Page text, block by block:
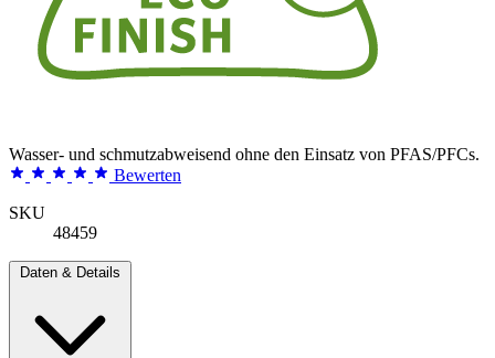
Wasser- und schmutzabweisend ohne den Einsatz von PFAS/PFCs.
Bewerten
SKU
48459
Daten & Details